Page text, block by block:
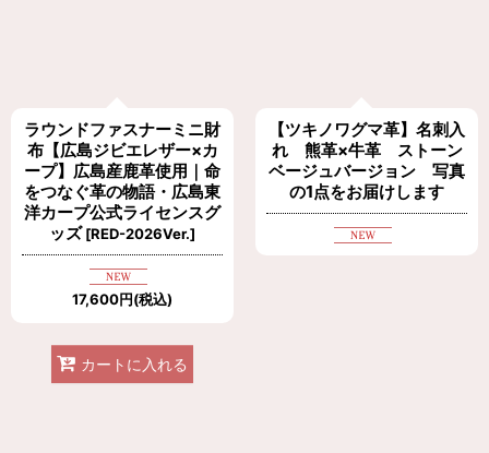
ラウンドファスナーミニ財
布【広島ジビエレザー×カ
ープ】広島産鹿革使用｜命
をつなぐ革の物語・広島東
洋カープ公式ライセンスグ
ッズ [RED-2026Ver.]
17,600円(税込)
カートに入れる
【ツキノワグマ革】名刺入
れ 熊革×牛革 ストーン
ベージュバージョン 写真
の1点をお届けします